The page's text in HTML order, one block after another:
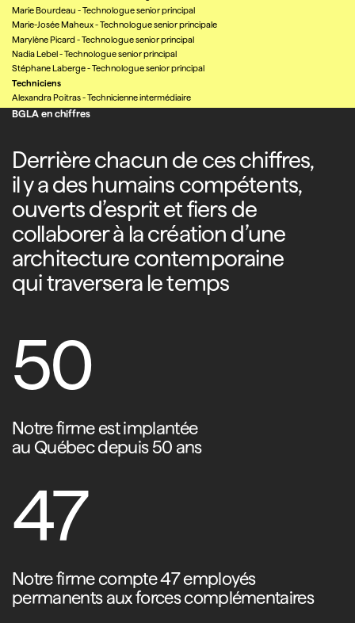
Marie Bourdeau -Technologue senior principal
Marie-Josée Maheux-Technologue senior principale
Marylène Picard-Technologue senior principal
Nadia Lebel-Technologue senior principal
Stéphane Laberge-Technologue senior principal
Techniciens
Alexandra Poitras-Technicienne intermédiaire
BGLA en chiffres
Derrière chacun de ces chiffres,
il y a des humains compétents,
ouverts d’esprit et fiers de
collaborer à la création d’une
architecture contemporaine
qui traversera le temps
50
Notre firme est implantée
au Québec depuis 50 ans
47
Notre firme compte 47 employés
permanents aux forces complémentaires